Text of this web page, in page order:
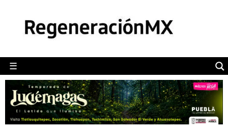
☰
POLÍTICA
CAMALEÓN
OPINIÓN
DEPORTES